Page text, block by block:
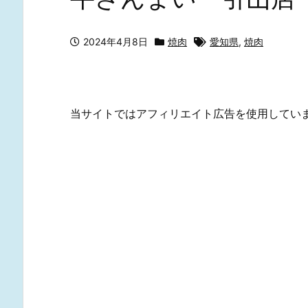
2024年4月8日 焼肉 愛知県, 焼肉
当サイトではアフィリエイト広告を使用してい